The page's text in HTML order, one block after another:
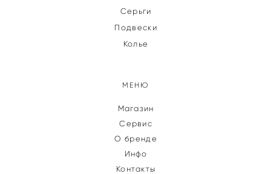
Серьги
Подвески
Колье
МЕНЮ
Магазин
Сервис
О бренде
Инфо
Контакты